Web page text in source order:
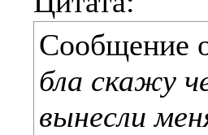
Сообщение
бла скажу
вынесли